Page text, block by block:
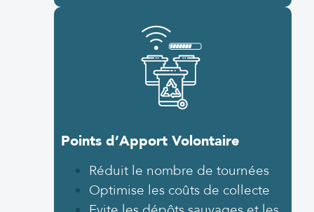
Points d’Apport Volontaire
Réduit le nombre de tournées
Optimise les coûts de collecte